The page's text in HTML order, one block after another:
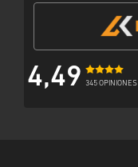
4,49 345 OPINIONES